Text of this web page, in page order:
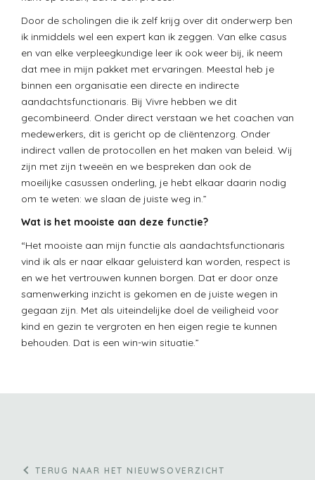
Door de scholingen die ik zelf krijg over dit onderwerp ben
ik inmiddels wel een expert kan ik zeggen. Van elke casus
en van elke verpleegkundige leer ik ook weer bij, ik neem
dat mee in mijn pakket met ervaringen. Meestal heb je
binnen een organisatie een directe en indirecte
aandachtsfunctionaris. Bij Vivre hebben we dit
gecombineerd. Onder direct verstaan we het coachen van
medewerkers, dit is gericht op de cliëntenzorg. Onder
indirect vallen de protocollen en het maken van beleid. Wij
zijn met zijn tweeën en we bespreken dan ook de
moeilijke casussen onderling, je hebt elkaar daarin nodig
om te weten: we slaan de juiste weg in.”
Wat is het mooiste aan deze functie?
“Het mooiste aan mijn functie als aandachtsfunctionaris
vind ik als er naar elkaar geluisterd kan worden, respect is
en we het vertrouwen kunnen borgen. Dat er door onze
samenwerking inzicht is gekomen en de juiste wegen in
gegaan zijn. Met als uiteindelijke doel de veiligheid voor
kind en gezin te vergroten en hen eigen regie te kunnen
behouden. Dat is een win-win situatie.”
TERUG NAAR HET NIEUWSOVERZICHT